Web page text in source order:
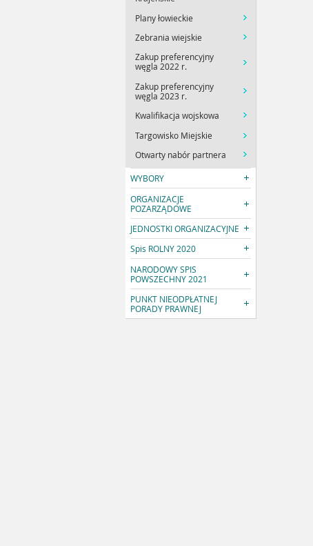
Plany łowieckie
Zebrania wiejskie
Zakup preferencyjny
węgla 2022 r.
Zakup preferencyjny
węgla 2023 r.
Kwalifikacja wojskowa
Targowisko Miejskie
Otwarty nabór partnera
WYBORY
ORGANIZACJE
POZARZĄDOWE
JEDNOSTKI ORGANIZACYJNE
Spis ROLNY 2020
NARODOWY SPIS
POWSZECHNY 2021
PUNKT NIEODPŁATNEJ
PORADY PRAWNEJ